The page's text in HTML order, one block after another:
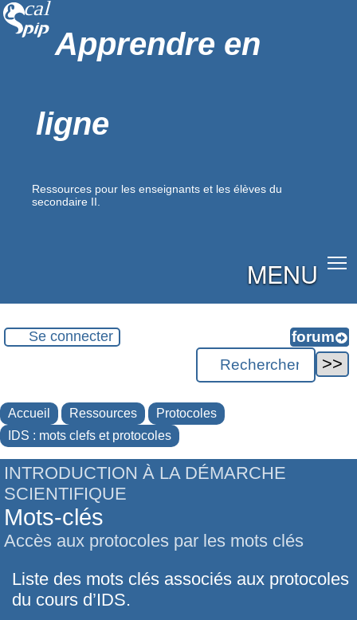
Apprendre en
ligne
Ressources pour les enseignants et les élèves du
secondaire II.
MENU
Se connecter
Accueil Ressources
Protocoles
IDS : mots clefs et protocoles
INTRODUCTION À LA DÉMARCHE
SCIENTIFIQUE
Mots-clés
Accès aux protocoles par les mots clés
Liste des mots clés associés aux protocoles
du cours d’IDS.